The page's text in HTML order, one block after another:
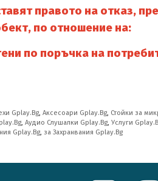
правото на отказ,
по отношение на:
по поръчка на
Gplay.Bg, Аксесоари Gplay.Bg, Стойки за
, Аудио Слушалки Gplay.Bg, Услуги
Gplay.Bg, за Захранвания Gplay.Bg